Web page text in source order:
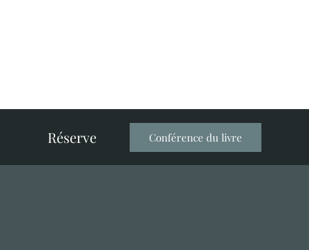
Réserve Conférence du livre